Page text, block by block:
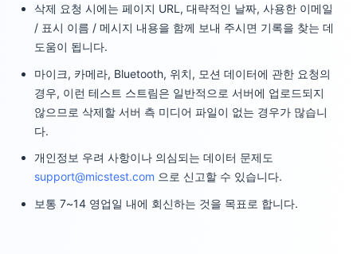
삭제 요청 시에는 페이지 URL, 대략적인 날짜, 사용한 이메일
/ 표시 이름 / 메시지 내용을 함께 보내 주시면 기록을 찾는 데
도움이 됩니다.
마이크, 카메라, Bluetooth, 위치, 모션 데이터에 관한 요청의
경우, 이런 테스트 스트림은 일반적으로 서버에 업로드되지
않으므로 삭제할 서버 측 미디어 파일이 없는 경우가 많습니
다.
개인정보 우려 사항이나 의심되는 데이터 문제도
support@micstest.com 으로 신고할 수 있습니다.
보통 7~14 영업일 내에 회신하는 것을 목표로 합니다.